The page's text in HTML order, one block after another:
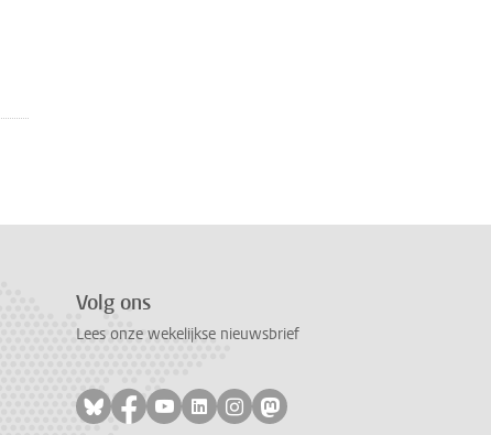
Volg ons
Lees onze wekelijkse nieuwsbrief
Volg ons op bluesky
Volg ons op facebook
Volg ons op youtube
Volg ons op linkedin
Volg ons op instagram
Volg ons op mastodon